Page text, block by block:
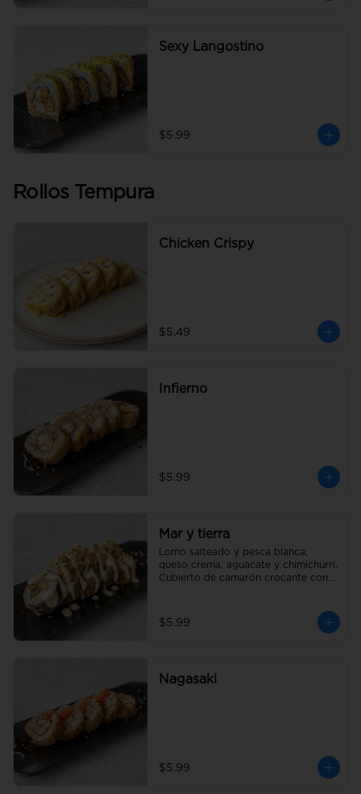
Sexy Langostino
$5.99
Rollos Tempura
Chicken Crispy
$5.49
Infierno
$5.99
Mar y tierra
Lomo salteado y pesca blanca,
queso crema, aguacate y chimichurri.
Cubierto de camarón crocante con
$5.99
Nagasaki
$5.99